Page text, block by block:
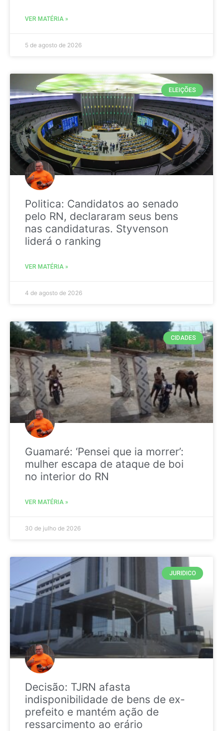
VER MATÉRIA »
5 de agosto de 2026
ELEIÇÕES
Politica: Candidatos ao senado
pelo RN, declararam seus bens
nas candidaturas. Styvenson
liderá o ranking
VER MATÉRIA »
4 de agosto de 2026
CIDADES
Guamaré: ‘Pensei que ia morrer’:
mulher escapa de ataque de boi
no interior do RN
VER MATÉRIA »
30 de julho de 2026
JURIDICO
Decisão: TJRN afasta
indisponibilidade de bens de ex-
prefeito e mantém ação de
ressarcimento ao erário